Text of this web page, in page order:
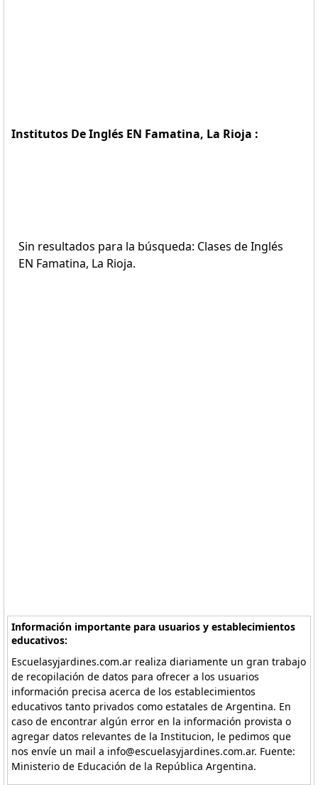
Institutos De Inglés EN Famatina, La Rioja :
Sin resultados para la búsqueda: Clases de Inglés
EN Famatina, La Rioja.
Información importante para usuarios y establecimientos
educativos:
Escuelasyjardines.com.ar realiza diariamente un gran trabajo
de recopilación de datos para ofrecer a los usuarios
información precisa acerca de los establecimientos
educativos tanto privados como estatales de Argentina. En
caso de encontrar algún error en la información provista o
agregar datos relevantes de la Institucion, le pedimos que
nos envíe un mail a info@escuelasyjardines.com.ar. Fuente:
Ministerio de Educación de la República Argentina.